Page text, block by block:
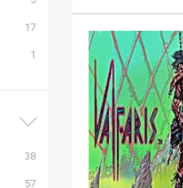
17
1
38
57